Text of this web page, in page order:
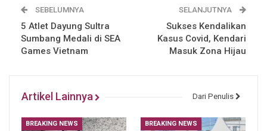
SEBELUMNYA
5 Atlet Dayung Sultra
Sumbang Medali di SEA
Games Vietnam
SELANJUTNYA
Sukses Kendalikan
Kasus Covid, Kendari
Masuk Zona Hijau
Artikel Lainnya Dari Penulis
BREAKING NEWS BREAKING NEWS